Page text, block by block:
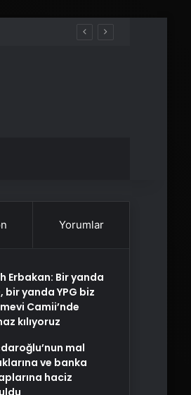
Yorumlar
Erbakan: Bir yanda
bir yanda YPG biz
Camii’nde
kılıyoruz
mal
ve banka
haciz